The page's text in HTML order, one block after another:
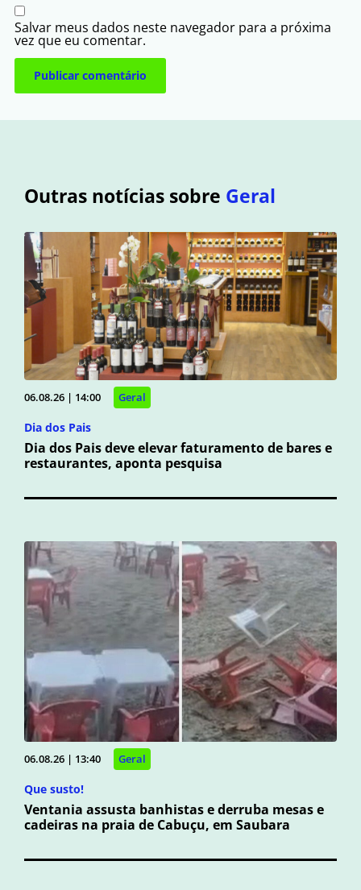
Salvar meus dados neste navegador para a próxima
vez que eu comentar.
Outras notícias sobre Geral
06.08.26 | 14:00 Geral
Dia dos Pais
Dia dos Pais deve elevar faturamento de bares e
restaurantes, aponta pesquisa
06.08.26 | 13:40 Geral
Que susto!
Ventania assusta banhistas e derruba mesas e
cadeiras na praia de Cabuçu, em Saubara